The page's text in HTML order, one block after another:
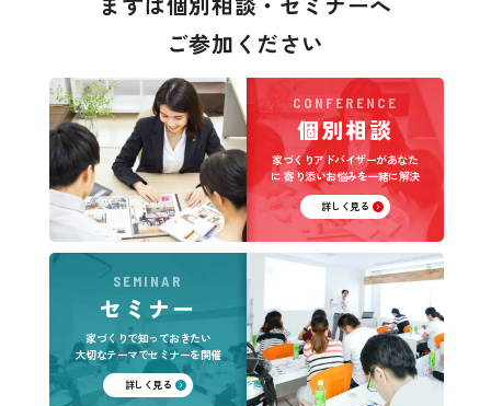
ご参加ください
CONFERENCE
個別相談
家づくりアドバイザーがあなた
に寄り添いお悩みを一緒に解決
詳しく見る
SEMINAR
セミナー
家づくりで知っておきたい
大切なテーマでセミナーを開催
詳しく見る